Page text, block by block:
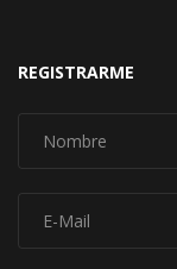
REGISTRARME